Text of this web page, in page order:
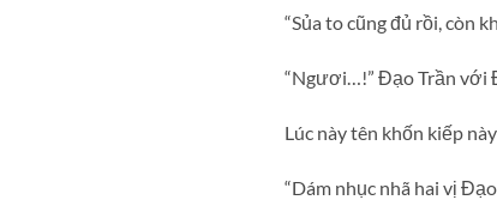
“Sủa to cũng đủ rồi, còn
“Ngươi…!” Đạo Trần với
Lúc này tên khốn kiếp
“Dám nhục nhã hai vị